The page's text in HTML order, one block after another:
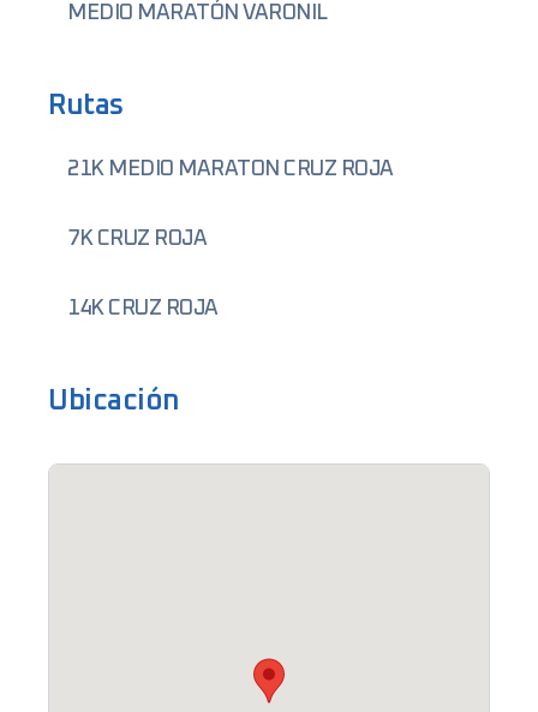
MEDIO MARATÓN VARONIL
Rutas
21K MEDIO MARATON CRUZ ROJA
7K CRUZ ROJA
14K CRUZ ROJA
Ubicación